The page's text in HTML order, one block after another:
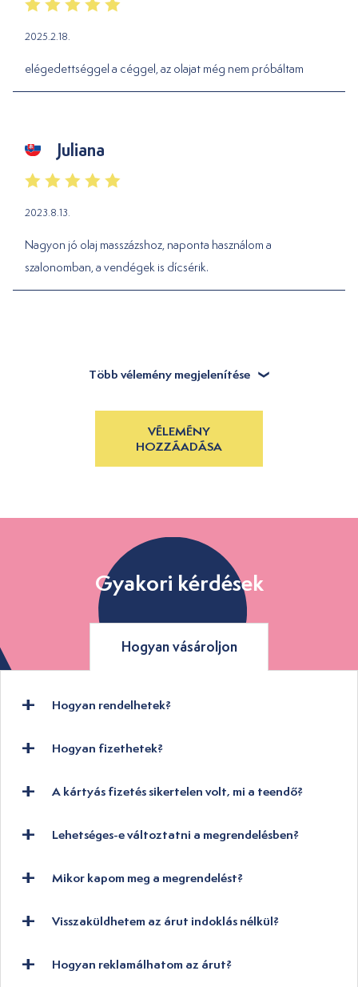
2025.2.18.
elégedettséggel a céggel, az olajat még nem próbáltam
Juliana
2023.8.13.
Nagyon jó olaj masszázshoz, naponta használom a
szalonomban, a vendégek is dícsérik.
Több vélemény megjelenítése
VÉLEMÉNY
HOZZÁADÁSA
Gyakori kérdések
Hogyan vásároljon
Hogyan rendelhetek?
Hogyan fizethetek?
A kártyás fizetés sikertelen volt, mi a teendő?
Lehetséges-e változtatni a megrendelésben?
Mikor kapom meg a megrendelést?
Visszaküldhetem az árut indoklás nélkül?
Hogyan reklamálhatom az árut?